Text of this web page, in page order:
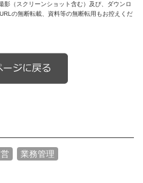
影（スクリーンショット含む）及び、ダウンロ
の無断転載、資料等の無断転用もお控えくだ
業務管理